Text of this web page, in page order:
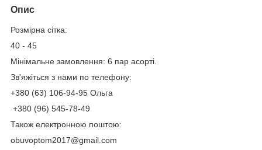
Опис
Розмірна сітка:
40 - 45
Мінімальне замовлення: 6 пар асорті.
Зв'яжіться з нами по телефону:
+380 (63) 106-94-95 Ольга
+380 (96) 545-78-49
Також електронною поштою:
obuvoptom2017@gmail.com